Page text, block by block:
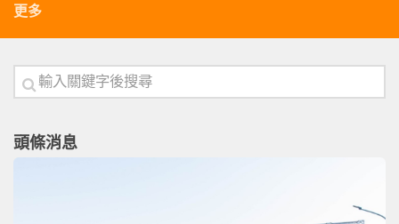
更多
頭條消息